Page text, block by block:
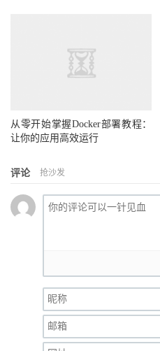
从零开始掌握Docker部署教程：
让你的应用高效运行
评论 抢沙发